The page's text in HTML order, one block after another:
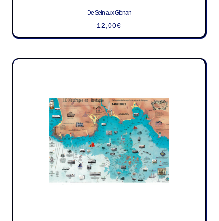
De Sein aux Glénan
12,00€